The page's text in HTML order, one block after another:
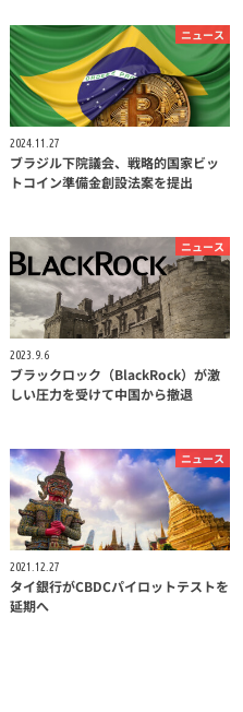
ニュース
2024.11.27
ブラジル下院議会、戦略的国家ビッ
トコイン準備金創設法案を提出
ニュース
2023.9.6
ブラックロック（BlackRock）が激
しい圧力を受けて中国から撤退
ニュース
2021.12.27
タイ銀行がCBDCパイロットテストを
延期へ